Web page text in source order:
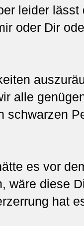
leider
oder Dir
alle
schwarzen
es vor
wäre diese
hat